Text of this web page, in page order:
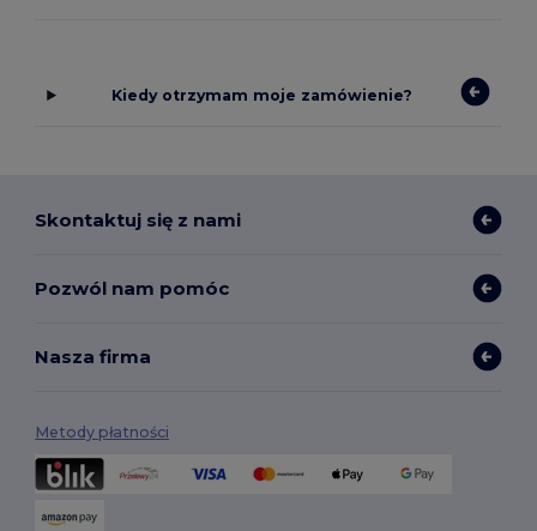
Kiedy otrzymam moje zamówienie?
Skontaktuj się z nami
Pozwól nam pomóc
Nasza firma
Metody płatności